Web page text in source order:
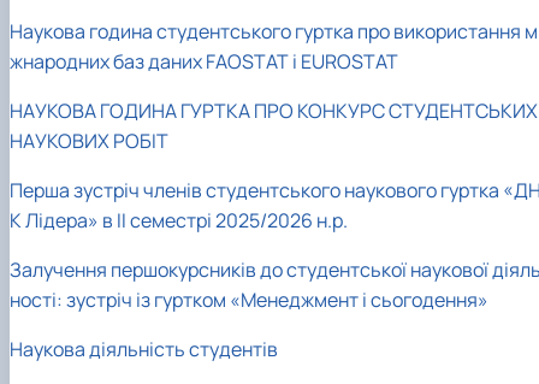
Наукова година студентського гуртка про використання
жнародних баз даних FAOSTAT і EUROSTAT
НАУКОВА ГОДИНА ГУРТКА ПРО КОНКУРС СТУДЕНТСЬКИХ
НАУКОВИХ РОБІТ
Перша зустріч членів студентського наукового гуртка
К Лідера» в ІІ семестрі 2025/2026 н.р.
Залучення першокурсників до студентської наукової
ності: зустріч із гуртком «Менеджмент і сьогодення»
Наукова діяльність студентів